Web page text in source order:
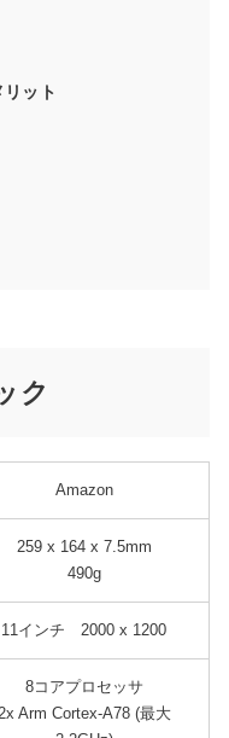
ット
ク
Amazon
259 x 164 x 7.5mm
490g
11インチ 2000 x 1200
8コアプロセッサ
Arm Cortex-A78 (最大